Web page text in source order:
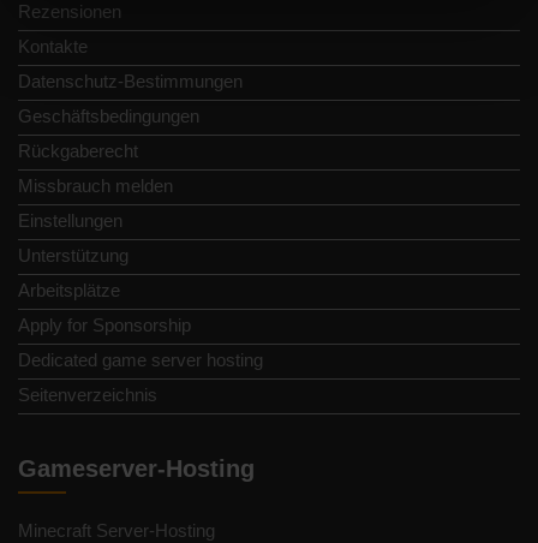
Rezensionen
Kontakte
Datenschutz-Bestimmungen
Geschäftsbedingungen
Rückgaberecht
Missbrauch melden
Einstellungen
Unterstützung
Arbeitsplätze
Apply for Sponsorship
Dedicated game server hosting
Seitenverzeichnis
Gameserver-Hosting
Minecraft Server-Hosting